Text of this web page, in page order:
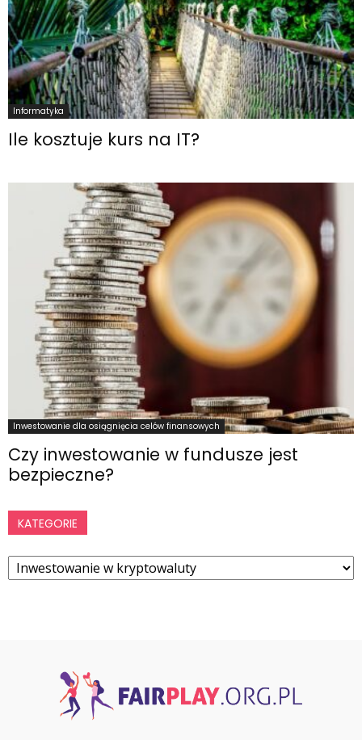
Informatyka
Ile kosztuje kurs na IT?
Inwestowanie dla osiągnięcia celów finansowych
Czy inwestowanie w fundusze jest
bezpieczne?
KATEGORIE
Kategorie